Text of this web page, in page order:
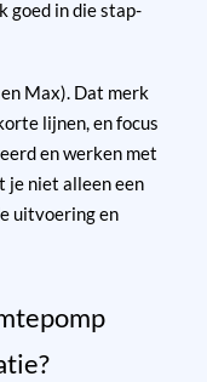
goed in die stap-
Max). Dat merk
lijnen, en focus
en werken met
je niet alleen een
uitvoering en